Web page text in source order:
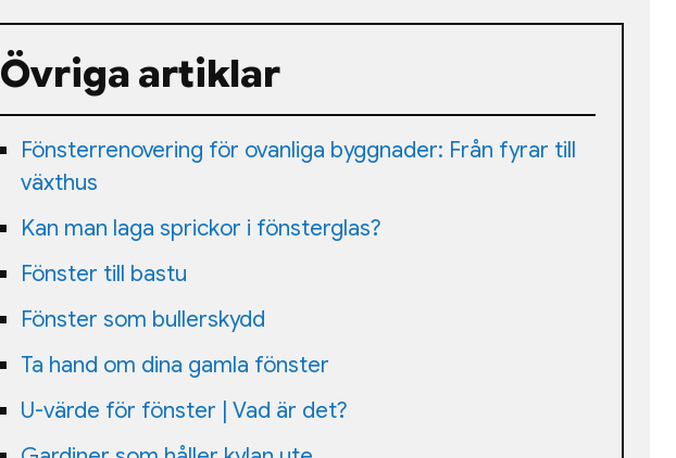
Övriga artiklar
Fönsterrenovering för ovanliga byggnader: Från fyrar till
växthus
Kan man laga sprickor i fönsterglas?
Fönster till bastu
Fönster som bullerskydd
Ta hand om dina gamla fönster
U-värde för fönster | Vad är det?